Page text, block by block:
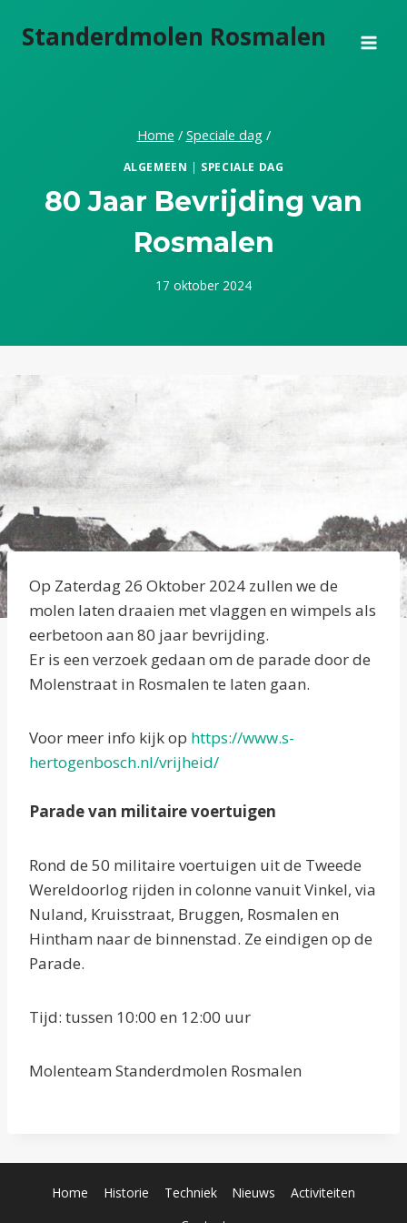
naarStanderdmolen Rosmalen
Home / Speciale dag /
ALGEMEEN | SPECIALE DAG
80 Jaar Bevrijding van
Rosmalen
17 oktober 2024
Op Zaterdag 26 Oktober 2024 zullen we de
molen laten draaien met vlaggen en wimpels als
eerbetoon aan 80 jaar bevrijding.
Er is een verzoek gedaan om de parade door de
Molenstraat in Rosmalen te laten gaan.
Voor meer info kijk op https://www.s-
hertogenbosch.nl/vrijheid/
Parade van militaire voertuigen
Rond de 50 militaire voertuigen uit de Tweede
Wereldoorlog rijden in colonne vanuit Vinkel, via
Nuland, Kruisstraat, Bruggen, Rosmalen en
Hintham naar de binnenstad. Ze eindigen op de
Parade.
Tijd: tussen 10:00 en 12:00 uur
Molenteam Standerdmolen Rosmalen
Home Historie Techniek Nieuws
Activiteiten